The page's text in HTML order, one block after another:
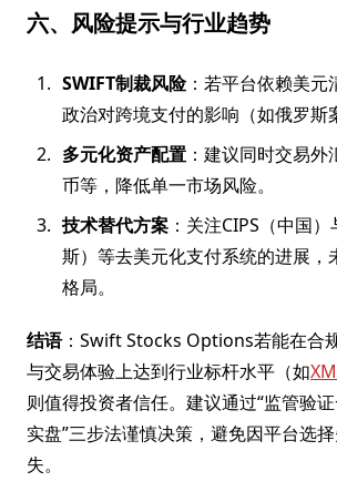
六、风险提示与行业趋势
SWIFT制裁风险：若平台依赖美元
政治对跨境支付的影响（如俄罗斯
多元化资产配置 ：建议同时交易
币等，降低单一市场风险。
技术替代方案 ：关注CIPS（中国）
斯）等去美元化支付系统的进展，
格局。
结语：Swift Stocks Options若能在合
与交易体验上达到行业标杆水平（如XM
则值得投资者信任。建议通过“监管验
实盘”三步法谨慎决策，避免因平台选
失。